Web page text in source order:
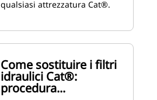
qualsiasi attrezzatura Cat®.
Come sostituire i filtri
idraulici Cat®:
procedura...